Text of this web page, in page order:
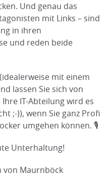
Und genau das
mit Links – sind
in ihren
und reden beide
mit einem
lassen Sie sich von
IT-Abteilung wird es
;-)), wenn Sie ganz Profi
umgehen können. 🎙️
Unterhaltung!
von Maurnböck